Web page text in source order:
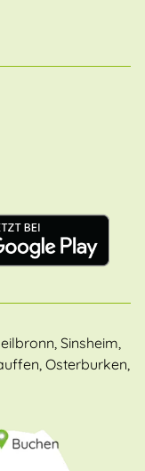
Sinsheim,
Osterburken,